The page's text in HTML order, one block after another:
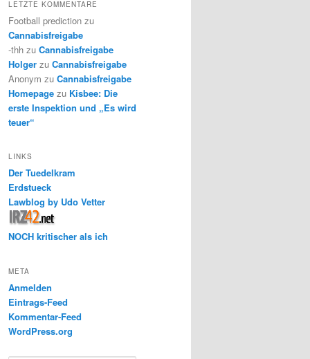
LETZTE KOMMENTARE
Football prediction zu
Cannabisfreigabe
-thh zu Cannabisfreigabe
Holger zu Cannabisfreigabe
Anonym zu Cannabisfreigabe
Homepage zu Kisbee: Die
erste Inspektion und „Es wird
teuer“
LINKS
Der Tuedelkram
Erdstueck
Lawblog by Udo Vetter
NOCH kritischer als ich
META
Anmelden
Eintrags-Feed
Kommentar-Feed
WordPress.org